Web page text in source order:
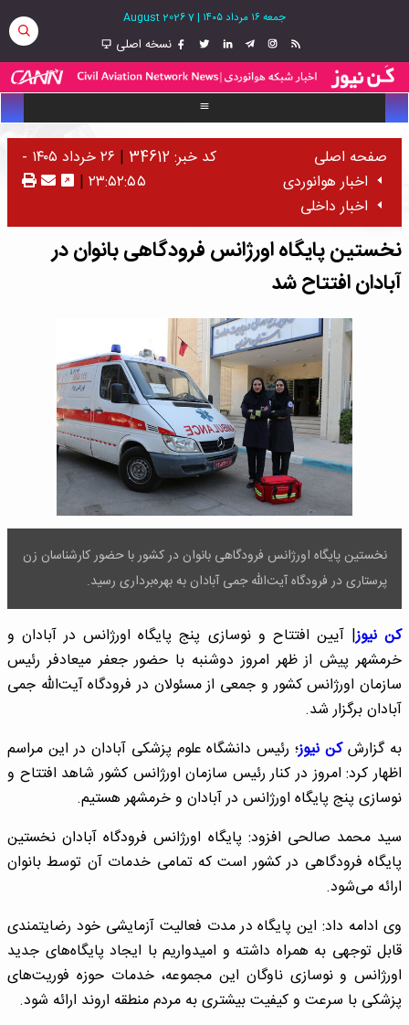
جمعه ۱۶ مرداد ۱۴۰۵ |
7 August 2026
نسخه اصلی
صفحه اصلی
اخبار هوانوردی
اخبار داخلی
کد خبر: 34612 |
۲۶ خرداد ۱۴۰۵ -
۲۳:۵۲:۵۵ |
نخستین پایگاه اورژانس فرودگاهی بانوان در
آبادان افتتاح شد
نخستین پایگاه اورژانس فرودگاهی بانوان در کشور با حضور کارشناسان زن
پرستاری در فرودگاه آیت‌الله جمی آبادان به بهره‌برداری رسید.
کن نیوز| آیین افتتاح و نوسازی پنج پایگاه اورژانس در آبادان و
خرمشهر پیش از ظهر امروز دوشنبه با حضور جعفر میعادفر رئیس
سازمان اورژانس کشور و جمعی از مسئولان در فرودگاه آیت‌الله جمی
آبادان برگزار شد.
به گزارشکن نیوز؛ رئیس دانشگاه علوم پزشکی آبادان در این مراسم
اظهار کرد: امروز در کنار رئیس سازمان اورژانس کشور شاهد افتتاح و
نوسازی پنج پایگاه اورژانس در آبادان و خرمشهر هستیم.
سید محمد صالحی افزود: پایگاه اورژانس فرودگاه آبادان نخستین
پایگاه فرودگاهی در کشور است که تمامی خدمات آن توسط بانوان
ارائه می‌شود.
وی ادامه داد: این پایگاه در مدت فعالیت آزمایشی خود رضایتمندی
قابل توجهی به همراه داشته و امیدواریم با ایجاد پایگاه‌های جدید
اورژانس و نوسازی ناوگان این مجموعه، خدمات حوزه فوریت‌های
پزشکی با سرعت و کیفیت بیشتری به مردم منطقه اروند ارائه شود.